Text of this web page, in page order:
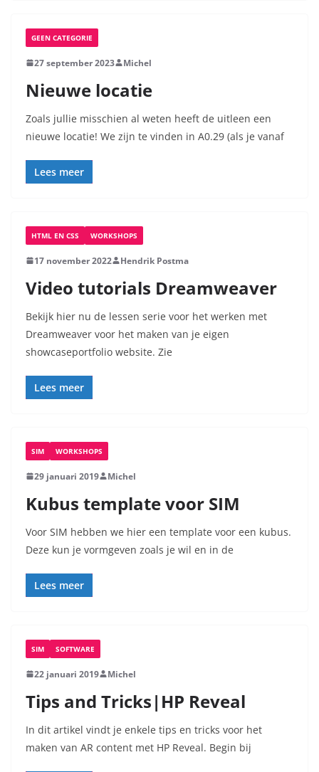
GEEN CATEGORIE
27 september 2023 Michel
Nieuwe locatie
Zoals jullie misschien al weten heeft de uitleen een
nieuwe locatie! We zijn te vinden in A0.29 (als je vanaf
Lees meer
HTML EN CSS WORKSHOPS
17 november 2022 Hendrik Postma
Video tutorials Dreamweaver
Bekijk hier nu de lessen serie voor het werken met
Dreamweaver voor het maken van je eigen
showcaseportfolio website. Zie
Lees meer
SIM WORKSHOPS
29 januari 2019 Michel
Kubus template voor SIM
Voor SIM hebben we hier een template voor een kubus.
Deze kun je vormgeven zoals je wil en in de
Lees meer
SIM SOFTWARE
22 januari 2019 Michel
Tips and Tricks|HP Reveal
In dit artikel vindt je enkele tips en tricks voor het
maken van AR content met HP Reveal. Begin bij